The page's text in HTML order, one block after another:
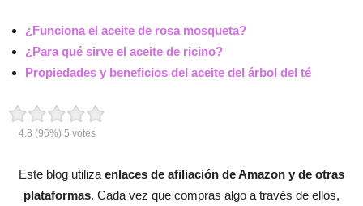
¿Funciona el aceite de rosa mosqueta?
¿Para qué sirve el aceite de ricino?
Propiedades y beneficios del aceite del árbol del té
4.8 (96%) 5 votes
Este blog utiliza enlaces de afiliación de Amazon y de otras
plataformas. Cada vez que compras algo a través de ellos,